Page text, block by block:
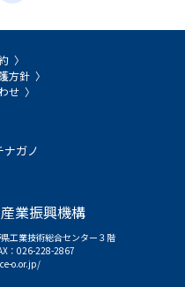
方針
せ
ナガノ
業振興機構
工業技術総合センター３階
：026-228-2867
o.or.jp/